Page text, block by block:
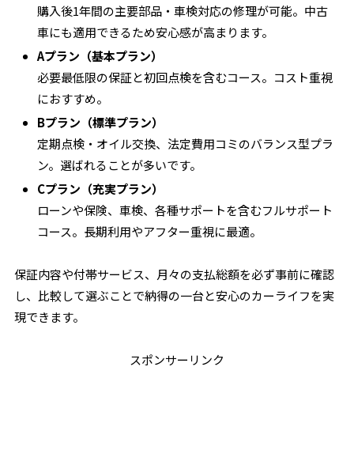
購入後1年間の主要部品・車検対応の修理が可能。中古
車にも適用できるため安心感が高まります。
Aプラン（基本プラン）
必要最低限の保証と初回点検を含むコース。コスト重視
におすすめ。
Bプラン（標準プラン）
定期点検・オイル交換、法定費用コミのバランス型プラ
ン。選ばれることが多いです。
Cプラン（充実プラン）
ローンや保険、車検、各種サポートを含むフルサポート
コース。長期利用やアフター重視に最適。
保証内容や付帯サービス、月々の支払総額を必ず事前に確認
し、比較して選ぶことで納得の一台と安心のカーライフを実
現できます。
スポンサーリンク